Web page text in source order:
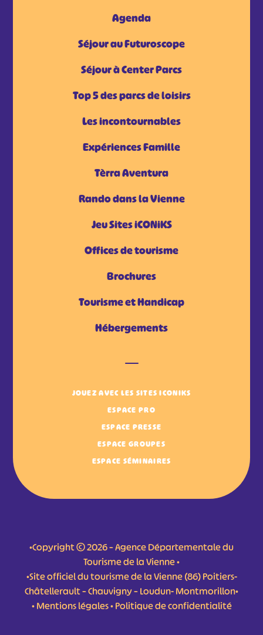
Agenda
Séjour au Futuroscope
Séjour à Center Parcs
Top 5 des parcs de loisirs
Les incontournables
Expériences Famille
Tèrra Aventura
Rando dans la Vienne
Jeu Sites iCONiKS
Offices de tourisme
Brochures
Tourisme et Handicap
Hébergements
JOUEZ AVEC LES SITES ICONIKS
ESPACE PRO
ESPACE PRESSE
ESPACE GROUPES
ESPACE SÉMINAIRES
•Copyright © 2026 – Agence Départementale du
Tourisme de la Vienne •
•Site officiel du tourisme de la Vienne (86) Poitiers-
Châtellerault – Chauvigny – Loudun- Montmorillon•
•Mentions légales•Politique de confidentialité